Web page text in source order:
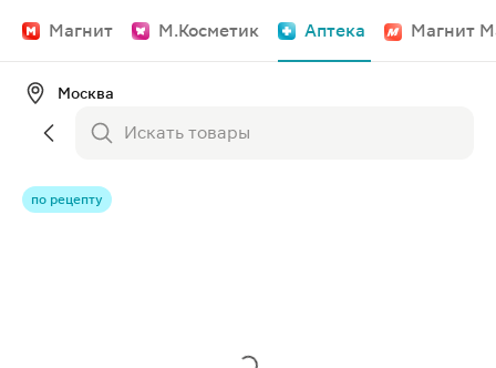
Магнит М.Косметик Аптека Магнит
Москва
по рецепту